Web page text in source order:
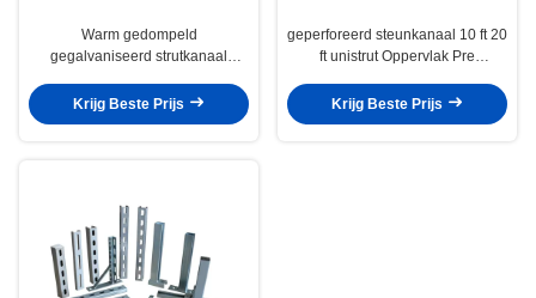
Warm gedompeld
gegalvaniseerd strutkanaal
koolstofstaalprofiel C-kanaal
Krijg Beste Prijs
geperforeerd steunkanaal 10 ft 20
ft unistrut Oppervlak Pre
Q235
Krijg Beste Prijs